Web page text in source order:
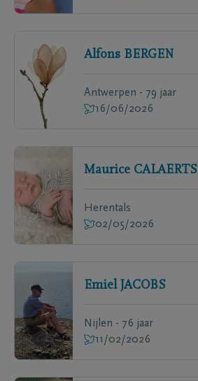
Alfons BERGEN
Antwerpen - 79 jaar
16/06/2026
Maurice CALAERTS
Herentals
02/05/2026
Emiel JACOBS
Nijlen - 76 jaar
11/02/2026